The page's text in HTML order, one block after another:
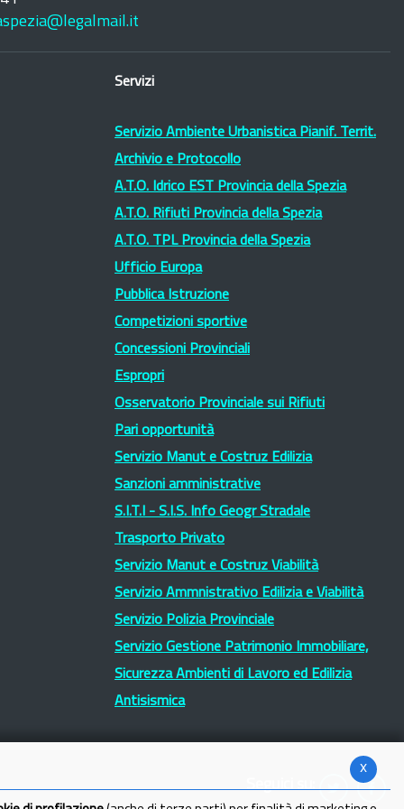
Servizi
Servizio Ambiente Urbanistica Pianif. Territ.
Archivio e Protocollo
A.T.O. Idrico EST Provincia della Spezia
A.T.O. Rifiuti Provincia della Spezia
A.T.O. TPL Provincia della Spezia
Ufficio Europa
Pubblica Istruzione
Competizioni sportive
Concessioni Provinciali
Espropri
Osservatorio Provinciale sui Rifiuti
Pari opportunità
Servizio Manut e Costruz Edilizia
Sanzioni amministrative
S.I.T.I - S.I.S. Info Geogr Stradale
Trasporto Privato
Servizio Manut e Costruz Viabilità
Servizio Ammnistrativo Edilizia e Viabilità
Servizio Polizia Provinciale
Servizio Gestione Patrimonio Immobiliare,
Sicurezza Ambienti di Lavoro ed Edilizia
Antisismica
Seguici su:
x